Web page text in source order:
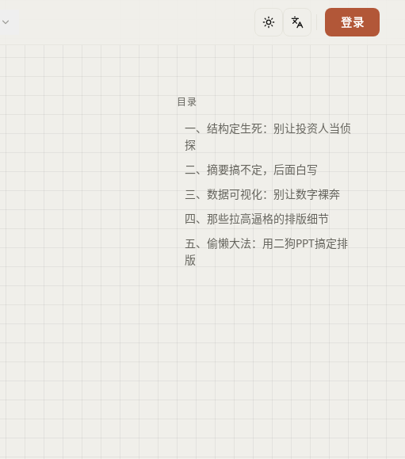
主题 语言 登录
目录
一、结构定生死：别让投资人当侦
探
二、摘要搞不定，后面白写
三、数据可视化：别让数字裸奔
四、那些拉高逼格的排版细节
五、偷懒大法：用二狗PPT搞定排
版